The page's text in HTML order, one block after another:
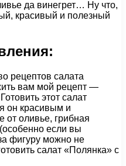
да винегрет… Ну что,
красивый и полезный
рецептов салата
вам мой рецепт —
этот салат
он красивым и
от оливье, грибная
если вы
фигуру можно не
салат «Полянка» с